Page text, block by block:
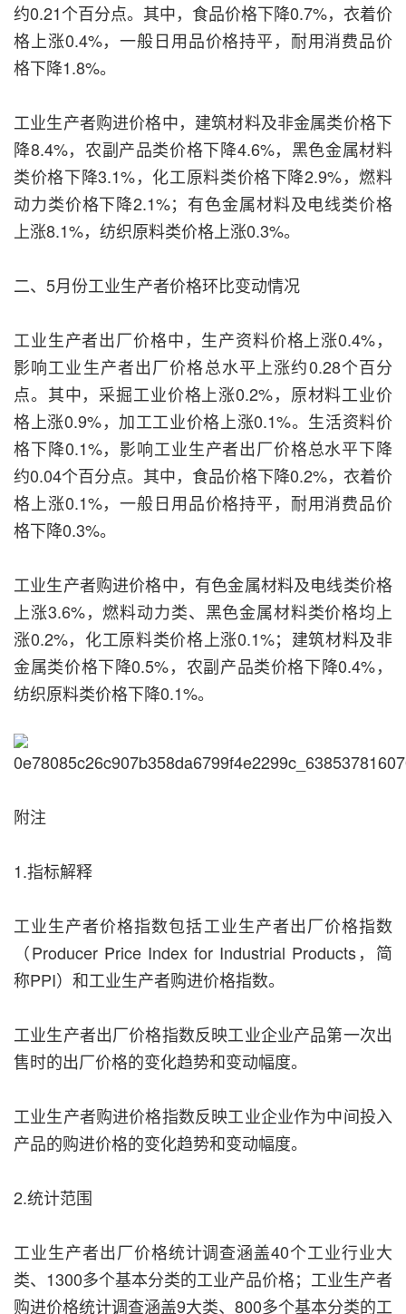
约0.21个百分点。其中，食品价格下降0.7%，衣着价
格上涨0.4%，一般日用品价格持平，耐用消费品价
格下降1.8%。
工业生产者购进价格中，建筑材料及非金属类价格下
降8.4%，农副产品类价格下降4.6%，黑色金属材料
类价格下降3.1%，化工原料类价格下降2.9%，燃料
动力类价格下降2.1%；有色金属材料及电线类价格
上涨8.1%，纺织原料类价格上涨0.3%。
二、5月份工业生产者价格环比变动情况
工业生产者出厂价格中，生产资料价格上涨0.4%，
影响工业生产者出厂价格总水平上涨约0.28个百分
点。其中，采掘工业价格上涨0.2%，原材料工业价
格上涨0.9%，加工工业价格上涨0.1%。生活资料价
格下降0.1%，影响工业生产者出厂价格总水平下降
约0.04个百分点。其中，食品价格下降0.2%，衣着价
格上涨0.1%，一般日用品价格持平，耐用消费品价
格下降0.3%。
工业生产者购进价格中，有色金属材料及电线类价格
上涨3.6%，燃料动力类、黑色金属材料类价格均上
涨0.2%，化工原料类价格上涨0.1%；建筑材料及非
金属类价格下降0.5%，农副产品类价格下降0.4%，
纺织原料类价格下降0.1%。
附注
1.指标解释
工业生产者价格指数包括工业生产者出厂价格指数
（Producer Price Index for Industrial Products，简
称PPI）和工业生产者购进价格指数。
工业生产者出厂价格指数反映工业企业产品第一次出
售时的出厂价格的变化趋势和变动幅度。
工业生产者购进价格指数反映工业企业作为中间投入
产品的购进价格的变化趋势和变动幅度。
2.统计范围
工业生产者出厂价格统计调查涵盖40个工业行业大
类、1300多个基本分类的工业产品价格；工业生产者
购进价格统计调查涵盖9大类、800多个基本分类的工